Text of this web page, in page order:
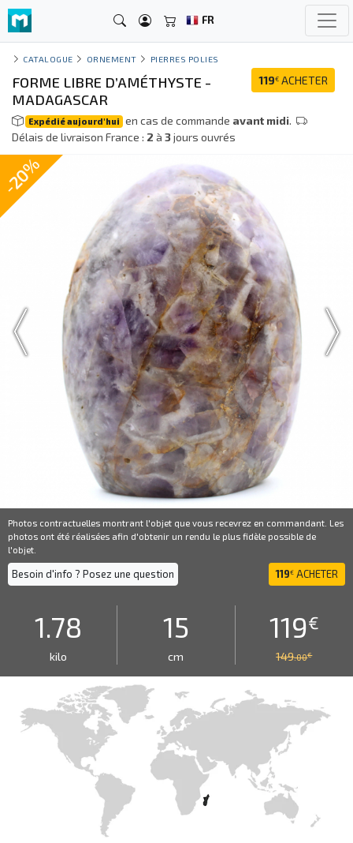
FR
CATALOGUE ORNEMENT PIERRES POLIES
119€ ACHETER
FORME LIBRE D’AMÉTHYSTE -
MADAGASCAR
Expédié aujourd'hui en cas de commande avant midi.
Délais de livraison France : 2 à 3jours ouvrés
Photos contractuelles montrant l'objet que vous recevrez en commandant. Les
photos ont été réalisées afin d'obtenir un rendu le plus fidèle possible de
l'objet.
Besoin d'info ? Posez une question 119€ ACHETER
1.78
kilo
15
cm
119€
149.00€